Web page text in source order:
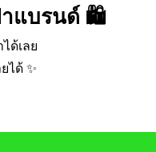
าแบรนด์ 🛍️
ด้เลย
ได้ ✨